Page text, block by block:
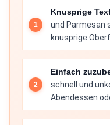
Knusprige
und Parmesan
knusprige
Einfach
schnell und
Abendessen